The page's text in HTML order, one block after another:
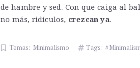
de hambre y sed. Con que caiga al
no más, ridículos, crezcan ya.
Temas: Minimalismo Tags: